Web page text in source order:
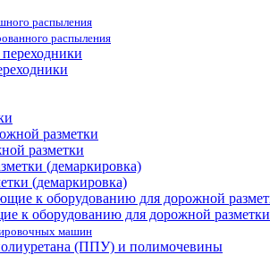
распыления
распыления
разметки
(демаркировка)
к оборудованию для дорожной разметки
машин
(ППУ) и полимочевины